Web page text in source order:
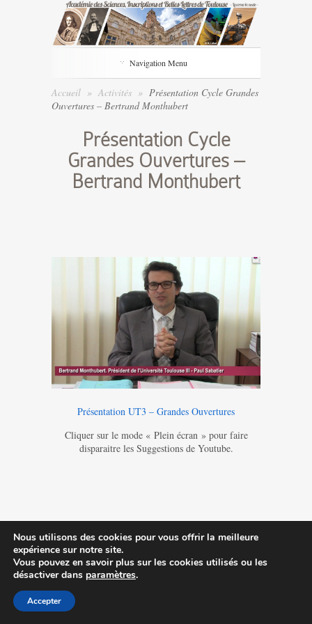
Navigation Menu
Accueil » Activités » Présentation Cycle Grandes
Ouvertures – Bertrand Monthubert
Présentation Cycle
Grandes Ouvertures –
Bertrand Monthubert
Présentation UT3 – Grandes Ouvertures
Cliquer sur le mode « Plein écran » pour faire
disparaitre les Suggestions de Youtube.
Nous utilisons des cookies pour vous offrir la meilleure
expérience sur notre site.
Vous pouvez en savoir plus sur les cookies utilisés ou les
désactiver dans paramètres.
Accepter